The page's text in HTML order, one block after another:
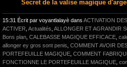
Secret de la valise magique
15:31 Écrit par voyantlalayè dans ACTIVATION
ACTIVER, Actualités, ALLONGER ET AGRANDIR
Bons plan, CALEBASSE MAGIQUE EFFICACE,
allonger ey gros sont penis, COMMENT AVOIR
PORTEFEUILLE MAGIQUE, COMMENT
FONCTIONNE LE PORTEFEUILLE MAGIQUE,